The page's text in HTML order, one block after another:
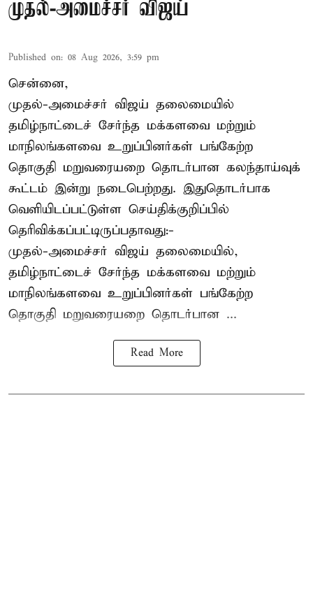
முதல்-அமைச்சர் விஜய்
Published on: 08 Aug 2026, 3:59 pm
சென்னை,
முதல்-அமைச்சர் விஜய் தலைமையில்
தமிழ்நாட்டைச் சேர்ந்த மக்களவை மற்றும்
மாநிலங்களவை உறுப்பினர்கள் பங்கேற்ற
தொகுதி மறுவரையறை தொடர்பான கலந்தாய்வுக்
கூட்டம் இன்று நடைபெற்றது. இதுதொடர்பாக
வெளியிடப்பட்டுள்ள செய்திக்குறிப்பில்
தெரிவிக்கப்பட்டிருப்பதாவது:-
முதல்-அமைச்சர் விஜய் தலைமையில்,
தமிழ்நாட்டைச் சேர்ந்த மக்களவை மற்றும்
மாநிலங்களவை உறுப்பினர்கள் பங்கேற்ற
தொகுதி மறுவரையறை தொடர்பான ...
Read More